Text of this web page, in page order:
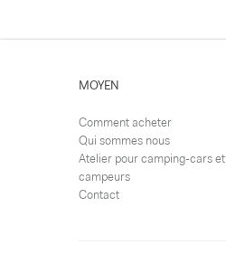
MOYEN
Comment acheter
Qui sommes nous
Atelier pour camping-cars et
campeurs
Contact